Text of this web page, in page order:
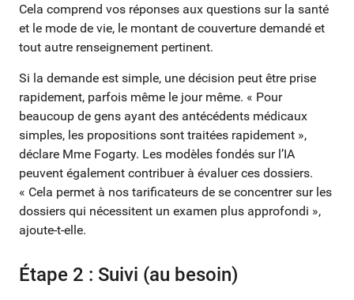
Cela comprend vos réponses aux questions sur la santé
et le mode de vie, le montant de couverture demandé et
tout autre renseignement pertinent.
Si la demande est simple, une décision peut être prise
rapidement, parfois même le jour même. « Pour
beaucoup de gens ayant des antécédents médicaux
simples, les propositions sont traitées rapidement »,
déclare Mme Fogarty. Les modèles fondés sur l’IA
peuvent également contribuer à évaluer ces dossiers.
« Cela permet à nos tarificateurs de se concentrer sur les
dossiers qui nécessitent un examen plus approfondi »,
ajoute-t-elle.
Étape 2 : Suivi (au besoin)